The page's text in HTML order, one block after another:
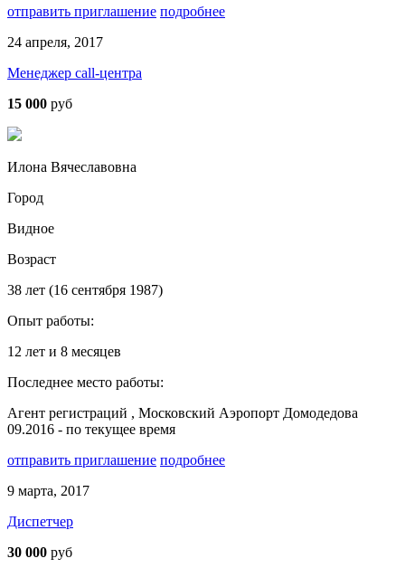
отправить приглашение подробнее
24 апреля, 2017
Менеджер call-центра
15 000 руб
Илона Вячеславовна
Город
Видное
Возраст
38 лет (16 сентября 1987)
Опыт работы:
12 лет и 8 месяцев
Последнее место работы:
Агент регистраций , Московский Аэропорт Домодедова
09.2016 - по текущее время
отправить приглашение подробнее
9 марта, 2017
Диспетчер
30 000 руб